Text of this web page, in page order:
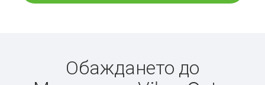
Обаждането до